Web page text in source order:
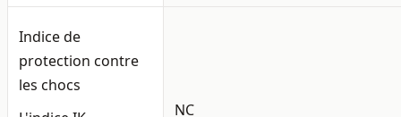
Indice de
protection contre
les chocs
NC